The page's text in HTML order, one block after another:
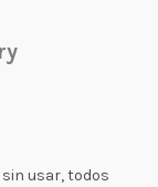
usar, todos